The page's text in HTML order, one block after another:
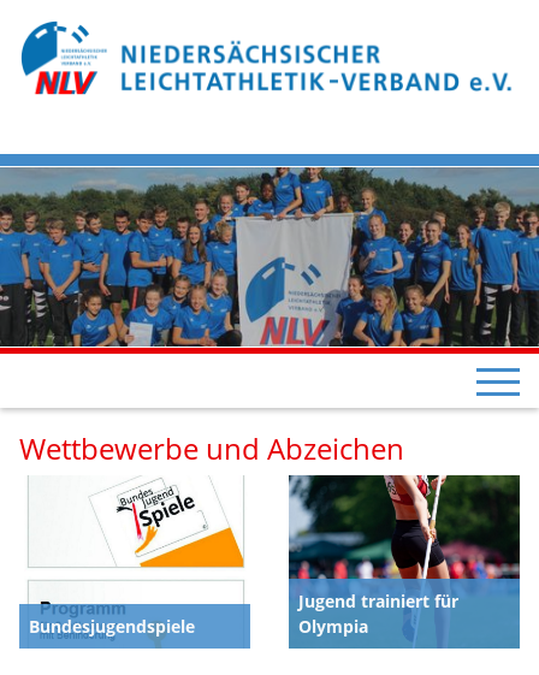
Wettbewerbe und Abzeichen
Bundesjugendspiele
Jugend trainiert für
Olympia